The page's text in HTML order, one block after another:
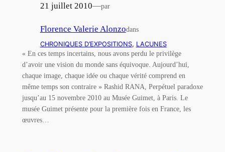
21 juillet 2010—par
Florence Valerie Alonzodans
CHRONIQUES D’EXPOSITIONS, LACUNES
« En ces temps incertains, nous avons perdu le privilège
d’avoir une vision du monde sans équivoque. Aujourd’hui,
chaque image, chaque idée ou chaque vérité comprend en
même temps son contraire » Rashid RANA, Perpétuel paradoxe
jusqu’au 15 novembre 2010 au Musée Guimet, à Paris. Le
musée Guimet présente pour la première fois en France, les
œuvres…